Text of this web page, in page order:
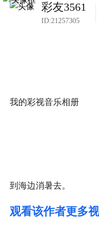
彩友3561
ID:21257305
我的彩视音乐相册
到海边消暑去。
观看该作者更多